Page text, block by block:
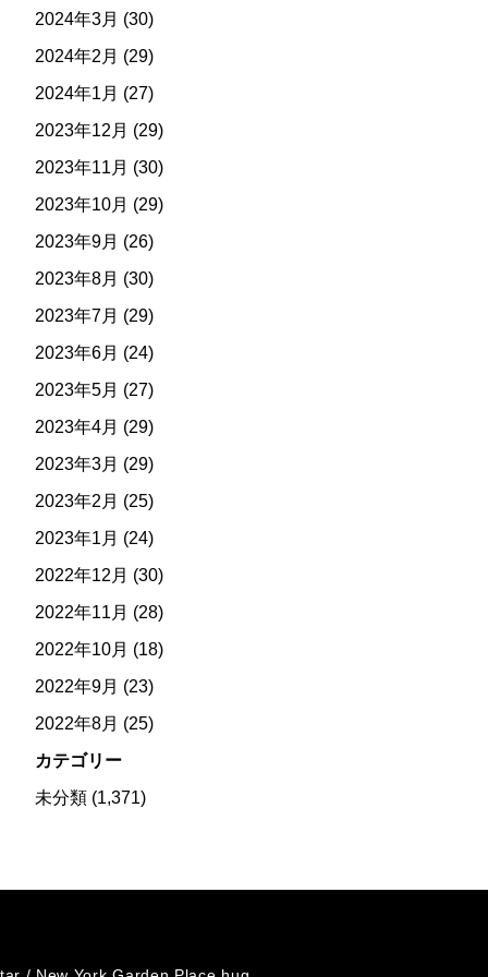
2024年3月 (30)
2024年2月 (29)
2024年1月 (27)
2023年12月 (29)
2023年11月 (30)
2023年10月 (29)
2023年9月 (26)
2023年8月 (30)
2023年7月 (29)
2023年6月 (24)
2023年5月 (27)
2023年4月 (29)
2023年3月 (29)
2023年2月 (25)
2023年1月 (24)
2022年12月 (30)
2022年11月 (28)
2022年10月 (18)
2022年9月 (23)
2022年8月 (25)
カテゴリー
未分類(1,371)